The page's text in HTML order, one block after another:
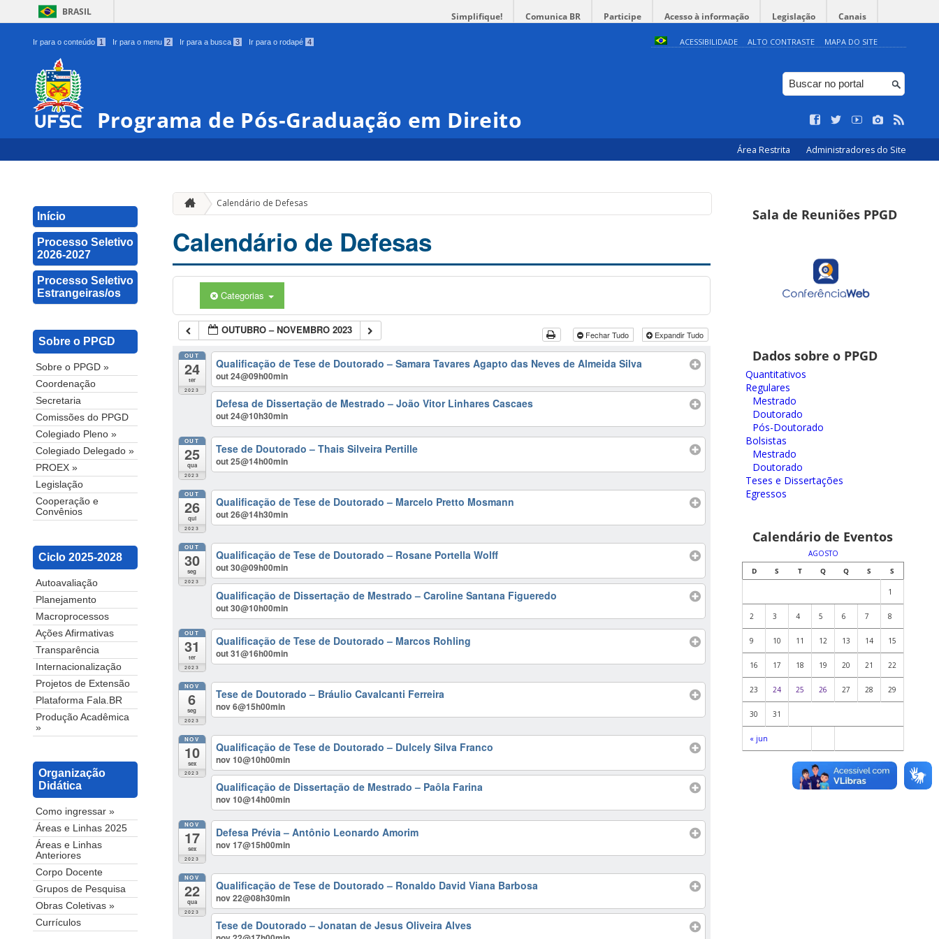
BRASIL Simplifique! Comunica BR Participe Acesso à informação Legislação Canais
Ir para o conteúdo 1 Ir para o menu 2 Ir para a busca 3 Ir para o rodapé 4 ACESSIBILIDADE ALTO CONTRASTE MAPA DO SITE
Programa de Pós-Graduação em Direito
Área Restrita Administradores do Site
Início
Processo Seletivo
2026-2027
Processo Seletivo
Estrangeiras/os
Sobre o PPGD
Sobre o PPGD »
Coordenação
Secretaria
Comissões do PPGD
Colegiado Pleno »
Colegiado Delegado »
PROEX »
Legislação
Cooperação e
Convênios
Ciclo 2025-2028
Autoavaliação
Planejamento
Macroprocessos
Ações Afirmativas
Transparência
Internacionalização
Projetos de Extensão
Plataforma Fala.BR
Produção Acadêmica
»
Organização
Didática
Como ingressar »
Áreas e Linhas 2025
Áreas e Linhas
Anteriores
Corpo Docente
Grupos de Pesquisa
Obras Coletivas »
Currículos
Calendário de Defesas
Calendário de Defesas
Categorias
OUTUBRO – NOVEMBRO 2023 Fechar Tudo Expandir Tudo
OUT
24
ter
2023
Qualificação de Tese de Doutorado – Samara Tavares Agapto das Neves de Almeida Silva
out 24@09h00min
Defesa de Dissertação de Mestrado – João Vitor Linhares Cascaes
out 24@10h30min
OUT
25
qua
2023
Tese de Doutorado – Thais Silveira Pertille
out 25@14h00min
OUT
26
qui
2023
Qualificação de Tese de Doutorado – Marcelo Pretto Mosmann
out 26@14h30min
OUT
30
seg
2023
Qualificação de Tese de Doutorado – Rosane Portella Wolff
out 30@09h00min
Qualificação de Dissertação de Mestrado – Caroline Santana Figueredo
out 30@10h00min
OUT
31
ter
2023
Qualificação de Tese de Doutorado – Marcos Rohling
out 31@16h00min
NOV
6
seg
2023
Tese de Doutorado – Bráulio Cavalcanti Ferreira
nov 6@15h00min
NOV
10
sex
2023
Qualificação de Tese de Doutorado – Dulcely Silva Franco
nov 10@10h00min
Qualificação de Dissertação de Mestrado – Paôla Farina
nov 10@14h00min
NOV
17
sex
2023
Defesa Prévia – Antônio Leonardo Amorim
nov 17@15h00min
NOV
22
qua
2023
Qualificação de Tese de Doutorado – Ronaldo David Viana Barbosa
nov 22@08h30min
Tese de Doutorado – Jonatan de Jesus Oliveira Alves
Sala de Reuniões PPGD
Dados sobre o PPGD
Quantitativos
Regulares
Mestrado
Doutorado
Pós-Doutorado
Bolsistas
Mestrado
Doutorado
Teses e Dissertações
Egressos
Calendário de Eventos
AGOSTO
D
S T Q Q S S
« jun
1
2 3 4 5 6 7 8
9 10 11 12 13 14 15
16 17 18 19 20 21 22
23 24 25 26 27 28 29
30 31